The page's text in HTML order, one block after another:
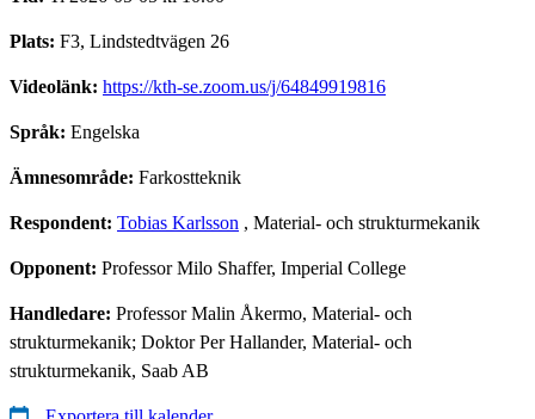
Plats: F3, Lindstedtvägen 26
Videolänk: https://kth-se.zoom.us/j/64849919816
Språk: Engelska
Ämnesområde: Farkostteknik
Respondent: Tobias Karlsson , Material- och strukturmekanik
Opponent: Professor Milo Shaffer, Imperial College
Handledare: Professor Malin Åkermo, Material- och
strukturmekanik; Doktor Per Hallander, Material- och
strukturmekanik, Saab AB